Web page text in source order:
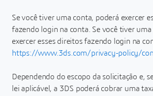
Se você tiver uma conta, poderá exercer
fazendo login na conta. Se você tiver
exercer esses direitos fazendo login na
https://www.3ds.com/privacy-policy/
Dependendo do escopo da solicitação e,
lei aplicável, a 3DS poderá cobrar uma